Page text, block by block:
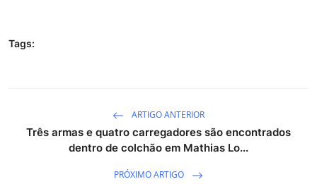
Tags:
ARTIGO ANTERIOR
Três armas e quatro carregadores são encontrados
dentro de colchão em Mathias Lo...
PRÓXIMO ARTIGO